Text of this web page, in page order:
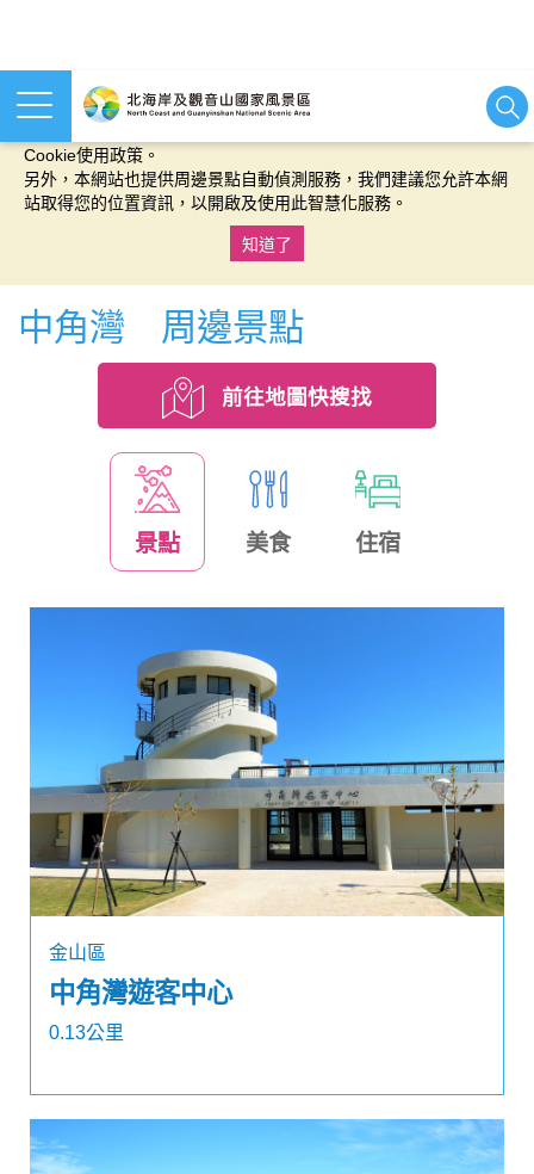
本網站使用cookies等相關技術以持續優化網站服務，並有助於為
Cookie使用政策。
另外，本網站也提供周邊景點自動偵測服務，我們建議您允許本網
站取得您的位置資訊，以開啟及使用此智慧化服務。
知道了
中角灣 周邊景點
前往地圖快搜找
景點 美食 住宿
金山區
中角灣遊客中心
0.13公里